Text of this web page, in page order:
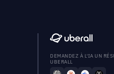
DEMANDEZ À L'IA UN
UBERALL